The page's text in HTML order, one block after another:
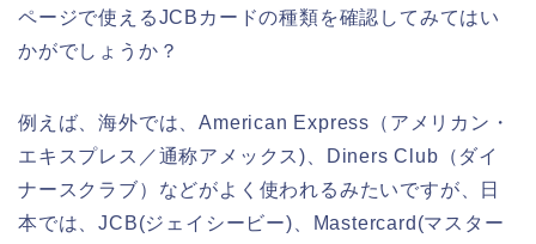
ページで使えるJCBカードの種類を確認してみてはい
かがでしょうか？
例えば、海外では、American Express（アメリカン・
エキスプレス／通称アメックス)、Diners Club（ダイ
ナースクラブ）などがよく使われるみたいですが、日
本では、JCB(ジェイシービー)、Mastercard(マスター